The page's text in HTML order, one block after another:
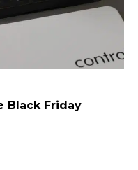
Black Friday